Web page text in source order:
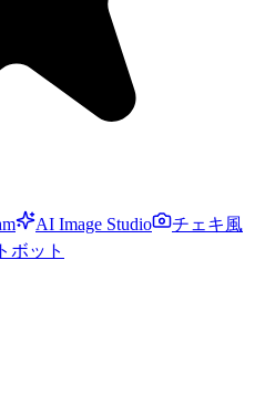
AI Image Studio
チェキ風
ボット